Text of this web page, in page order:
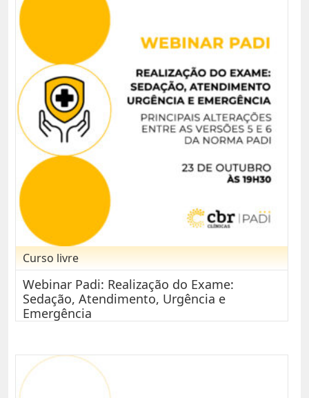
Curso livre
Webinar Padi: Realização do Exame:
Sedação, Atendimento, Urgência e
Emergência